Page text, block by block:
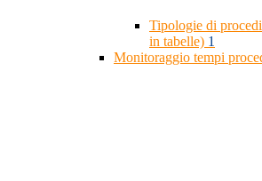
Tipologie di
in tabelle) 1
Monitoraggio tempi